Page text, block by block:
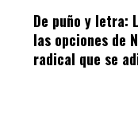
De puño y letra:
las opciones de
radical que se